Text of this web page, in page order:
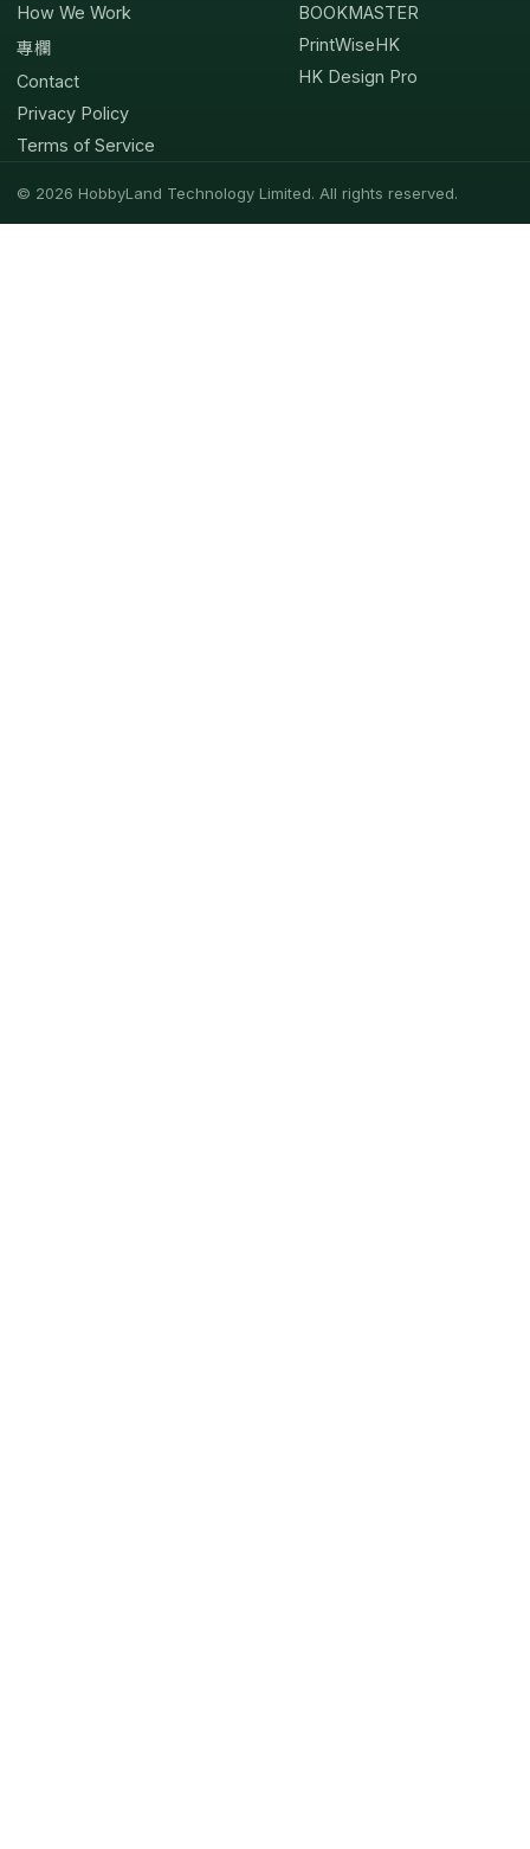
How We Work
專欄
Contact
Privacy Policy
Terms of Service
BOOKMASTER
PrintWiseHK
HK Design Pro
© 2026 HobbyLand Technology Limited. All rights reserved.